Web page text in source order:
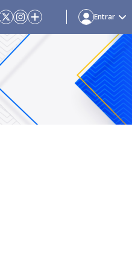
Entrar